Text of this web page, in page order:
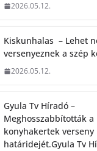
2026.05.12.
Kiskunhalas – Lehet
versenyeznek a szép
2026.05.12.
Gyula Tv Híradó –
Meghosszabbították a
konyhakertek verseny
határidejét.Gyula Tv